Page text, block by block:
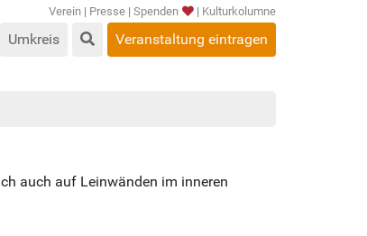
Verein | Presse | Spenden | Kulturkolumne
Umkreis Veranstaltung eintragen
auch auf Leinwänden im inneren